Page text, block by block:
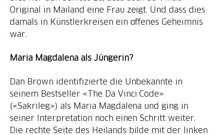
Original in Mailand eine Frau zeigt. Und dass dies
damals in Künstlerkreisen ein offenes Geheimnis
war.
Maria Magdalena als Jüngerin?
Dan Brown identifizierte die Unbekannte in
seinem Bestseller «The Da Vinci Code»
(«Sakrileg») als Maria Magdalena und ging in
seiner Interpretation noch einen Schritt weiter.
Die rechte Seite des Heilands bilde mit der linken